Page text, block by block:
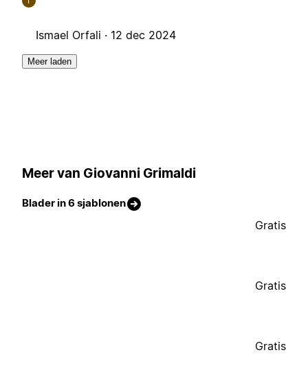
Ismael Orfali · 12 dec 2024
Meer laden
Meer van Giovanni Grimaldi
Blader in 6 sjablonen
Gratis
Gratis
Gratis